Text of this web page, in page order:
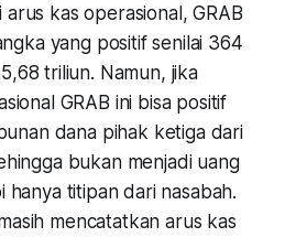
kas operasional, GRAB
yang positif senilai 364
triliun. Namun, jika
GRAB ini bisa positif
dana pihak ketiga dari
bukan menjadi uang
hanya titipan dari nasabah.
mencatatkan arus kas